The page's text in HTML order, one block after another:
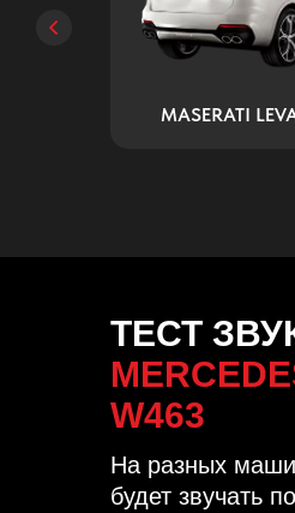
MASERATI
На разных
будет звучать
ТЕСТ
W463